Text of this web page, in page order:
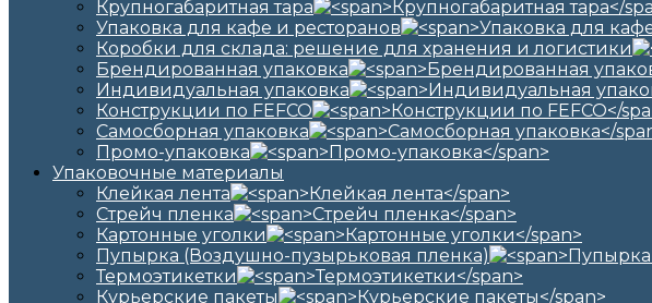
Крупногабаритная тара
Упаковка для кафе и ресторанов
Коробки для склада: решение для хранения и логистики
Брендированная упаковка
Индивидуальная упаковка
Конструкции по FEFCO
Самосборная упаковка
Промо-упаковка
Упаковочные материалы
Клейкая лента
Стрейч пленка
Картонные уголки
Пупырка (Воздушно-пузырьковая пленка)
Термоэтикетки
Курьерские пакеты